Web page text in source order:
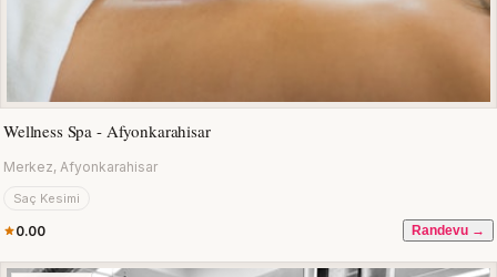
Wellness Spa - Afyonkarahisar
Merkez, Afyonkarahisar
Saç Kesimi
0.00 Randevu →